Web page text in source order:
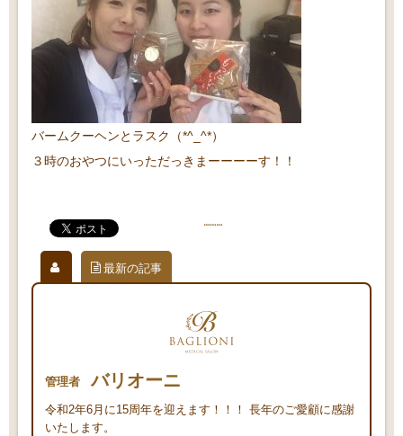
バームクーヘンとラスク（*^_^*）
３時のおやつにいっただっきまーーーーす！！
最新の記事
管理者 バリオーニ
令和2年6月に15周年を迎えます！！！ 長年のご愛顧に感謝
いたします。